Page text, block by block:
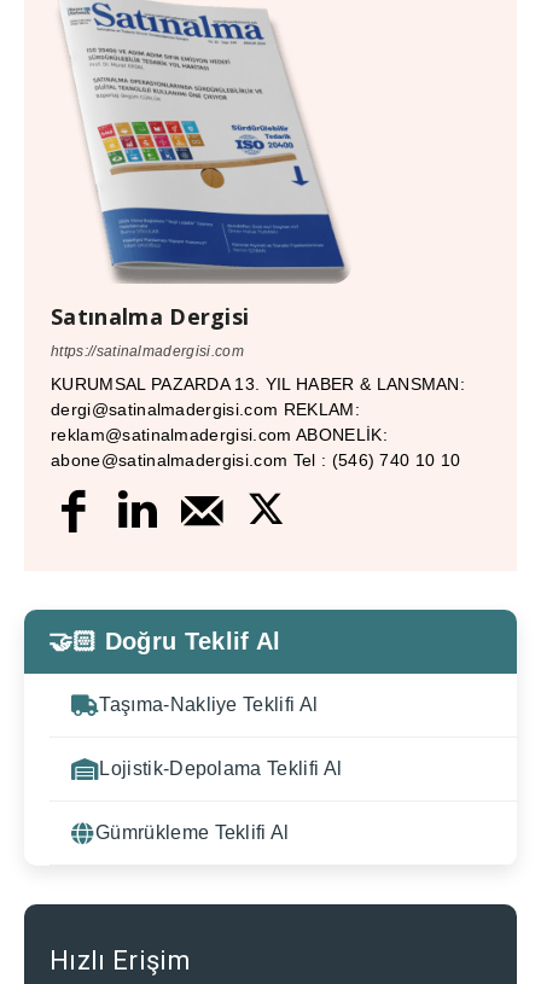
Satınalma Dergisi
https://satinalmadergisi.com
KURUMSAL PAZARDA 13. YIL HABER & LANSMAN:
dergi@satinalmadergisi.com REKLAM:
reklam@satinalmadergisi.com ABONELİK:
abone@satinalmadergisi.com Tel : (546) 740 10 10
🤝🏻 Doğru Teklif Al
Taşıma-Nakliye Teklifi Al
Lojistik-Depolama Teklifi Al
Gümrükleme Teklifi Al
Hızlı Erişim